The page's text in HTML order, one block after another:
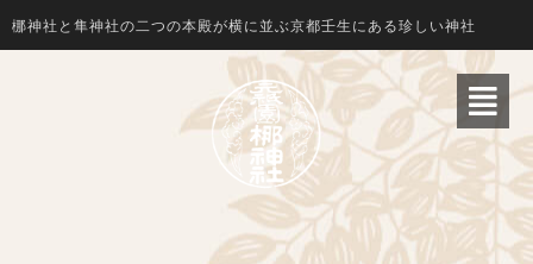
梛神社と隼神社の二つの本殿が横に並ぶ京都壬生にある珍しい神社